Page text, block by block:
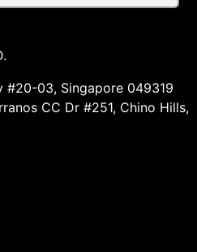
#20-03, Singapore 049319
CC Dr #251, Chino Hills,